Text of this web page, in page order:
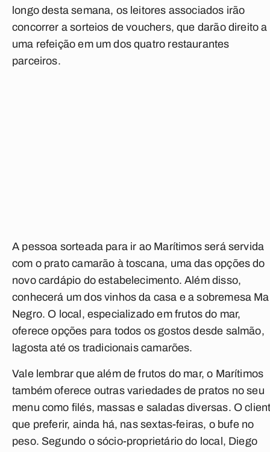
longo desta semana, os leitores associados irão
concorrer a sorteios de vouchers, que darão direito a
uma refeição em um dos quatro restaurantes
parceiros.
A pessoa sorteada para ir ao Marítimos será servida
com o prato camarão à toscana, uma das opções do
novo cardápio do estabelecimento. Além disso,
conhecerá um dos vinhos da casa e a sobremesa
Negro. O local, especializado em frutos do mar,
oferece opções para todos os gostos desde salmão,
lagosta até os tradicionais camarões.
Vale lembrar que além de frutos do mar, o Marítimos
também oferece outras variedades de pratos no seu
menu como filés, massas e saladas diversas. O
que preferir, ainda há, nas sextas-feiras, o bufe no
peso. Segundo o sócio-proprietário do local, Diego